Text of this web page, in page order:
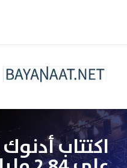
اكتتاب